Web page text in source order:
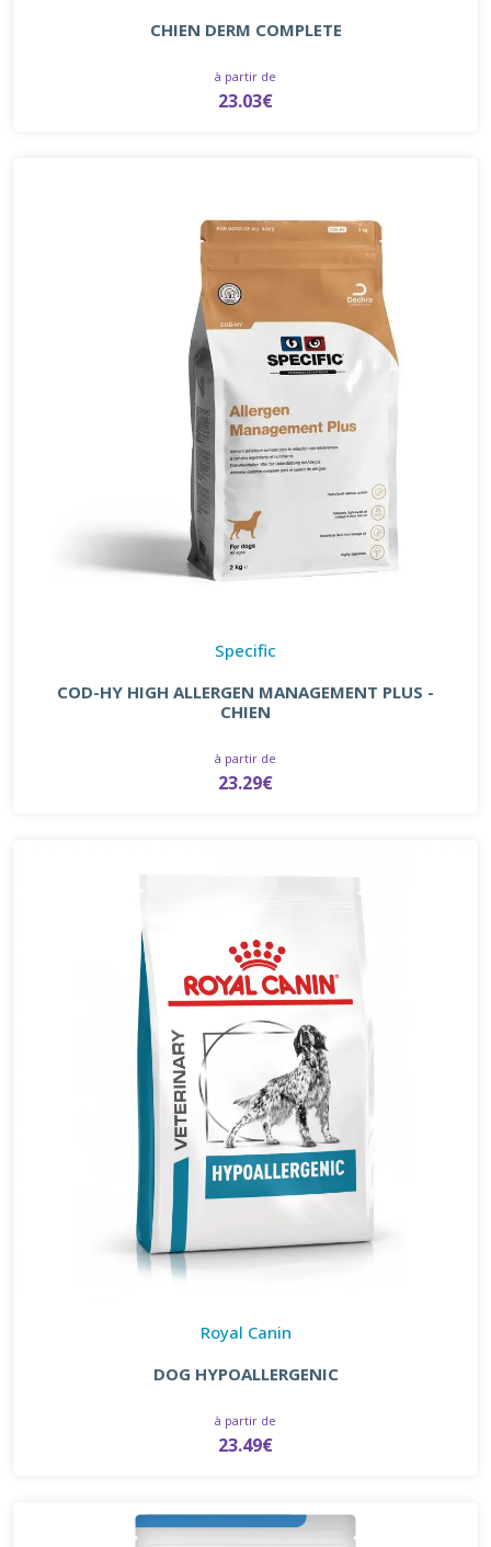
CHIEN DERM COMPLETE
à partir de
23.03€
Specific
COD-HY HIGH ALLERGEN MANAGEMENT PLUS -
CHIEN
à partir de
23.29€
Royal Canin
DOG HYPOALLERGENIC
à partir de
23.49€